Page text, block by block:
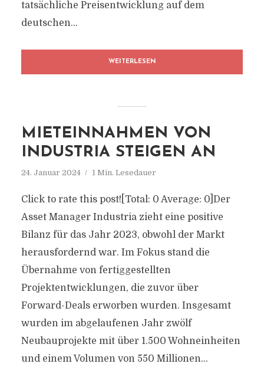
tatsächliche Preisentwicklung auf dem
deutschen...
WEITERLESEN
MIETEINNAHMEN VON
INDUSTRIA STEIGEN AN
24. Januar 2024 1 Min. Lesedauer
Click to rate this post![Total: 0 Average: 0]Der
Asset Manager Industria zieht eine positive
Bilanz für das Jahr 2023, obwohl der Markt
herausfordernd war. Im Fokus stand die
Übernahme von fertiggestellten
Projektentwicklungen, die zuvor über
Forward-Deals erworben wurden. Insgesamt
wurden im abgelaufenen Jahr zwölf
Neubauprojekte mit über 1.500 Wohneinheiten
und einem Volumen von 550 Millionen...